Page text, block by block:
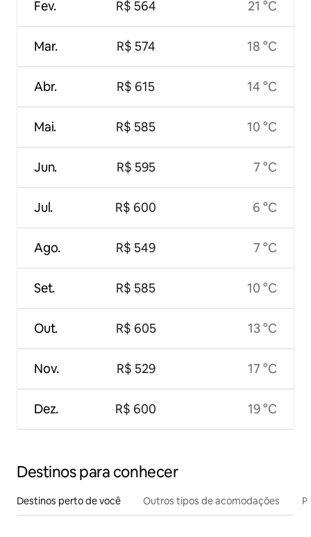
Fev.
Mar.
Abr.
Mai.
Jun.
Jul.
Ago.
Set.
Out.
Nov.
Dez.
R$ 564
R$ 574
R$ 615
R$ 585
R$ 595
R$ 600
R$ 549
R$ 585
R$ 605
R$ 529
R$ 600
21 °C
18 °C
14 °C
10 °C
7 °C
6 °C
7 °C
10 °C
13 °C
17 °C
19 °C
Destinos para conhecer
Destinos perto de você Outros tipos de acomodações